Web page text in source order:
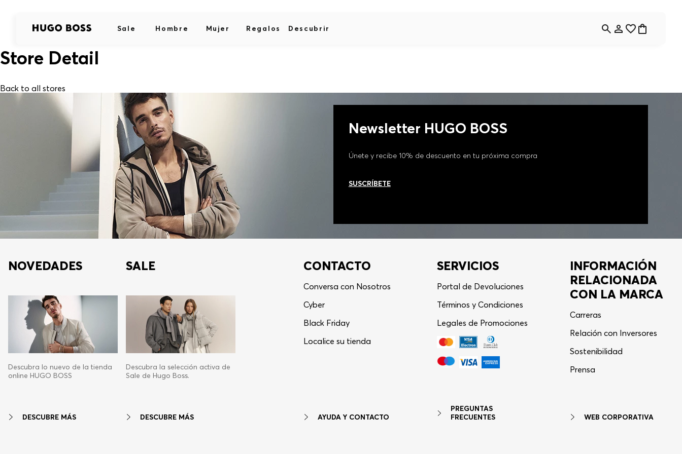
Sale Hombre Mujer Regalos Descubrir
Store Detail
Back to all stores
Newsletter HUGO BOSS
Únete y recibe 10% de descuento en tu próxima compra
SUSCRÍBETE
NOVEDADES
Descubra lo nuevo de la tienda
online HUGO BOSS
DESCUBRE MÁS
SALE
Descubra la selección activa de
Sale de Hugo Boss.
DESCUBRE MÁS
CONTACTO
Conversa con Nosotros
Cyber
Black Friday
Localice su tienda
AYUDA Y CONTACTO
SERVICIOS
Portal de Devoluciones
Términos y Condiciones
Legales de Promociones
PREGUNTAS
FRECUENTES
INFORMACIÓN
RELACIONADA
CON LA MARCA
Carreras
Relación con Inversores
Sostenibilidad
Prensa
WEB CORPORATIVA